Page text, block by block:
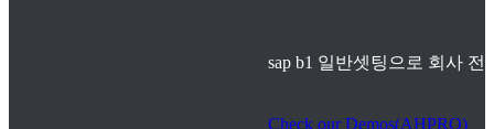
sap b1 일반셋팅으로 회사
Check our Demos(AHPRO)